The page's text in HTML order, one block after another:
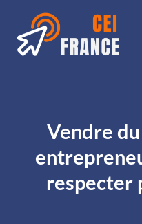
Vendre
respecter